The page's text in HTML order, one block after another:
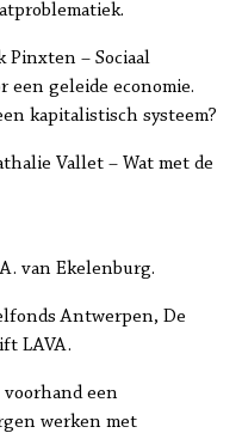
Pinxten – Sociaal
geleide economie.
kapitalistisch systeem?
Vallet – Wat met de
van Ekelenburg.
Antwerpen, De
LAVA.
voorhand een
werken met